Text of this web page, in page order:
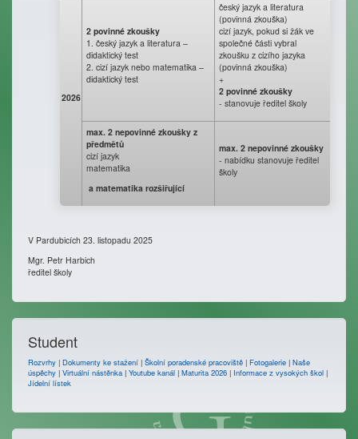
2026
2 povinné zkoušky
1. český jazyk a literatura –
didaktický test
2. cizí jazyk nebo matematika –
didaktický test
český jazyk a literatura
(povinná zkouška)
cizí jazyk, pokud si žák ve
společné části vybral
zkoušku z cizího jazyka
(povinná zkouška)
+
2 povinné zkoušky
- stanovuje ředitel školy
max. 2 nepovinné zkoušky z
předmětů
cizí jazyk
matematika
a matematika rozšiřující
max. 2 nepovinné zkoušky
- nabídku stanovuje ředitel
školy
V Pardubicích 23. listopadu 2025
Mgr. Petr Harbich
ředitel školy
Student
Rozvrhy | Dokumenty ke stažení | Školní poradenské pracoviště | Fotogalerie | Naše
úspěchy | Virtuální nástěnka | Youtube kanál | Maturita 2026 | Informace z vysokých škol |
Jídelní lístek